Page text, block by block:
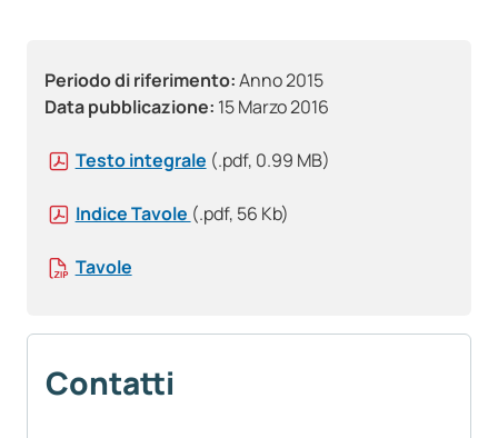
Periodo di riferimento:Anno 2015
Data pubblicazione: 15 Marzo 2016
Testo integrale (.pdf, 0.99 MB)
Indice Tavole (.pdf, 56 Kb)
Tavole
Contatti